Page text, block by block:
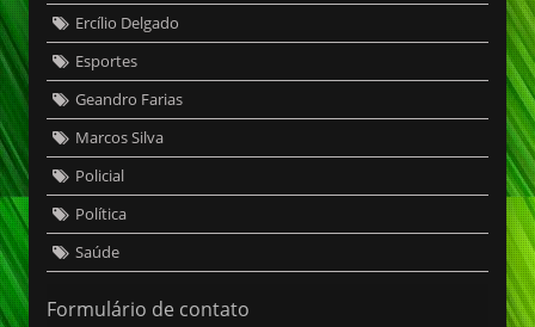
Ercílio Delgado
Esportes
Geandro Farias
Marcos Silva
Policial
Política
Saúde
Formulário de contato